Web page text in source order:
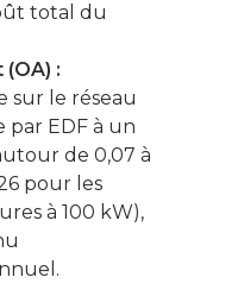
total du
:
sur le réseau
EDF à un
de 0,07 à
pour les
à 100 kW),